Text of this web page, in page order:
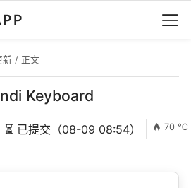
新 / 正文
Keyboard
⏳ 已提交（08-09 08:54） 70 ℃